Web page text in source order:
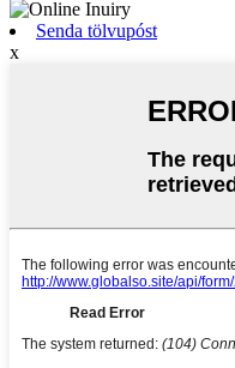
Senda tölvupóst
x